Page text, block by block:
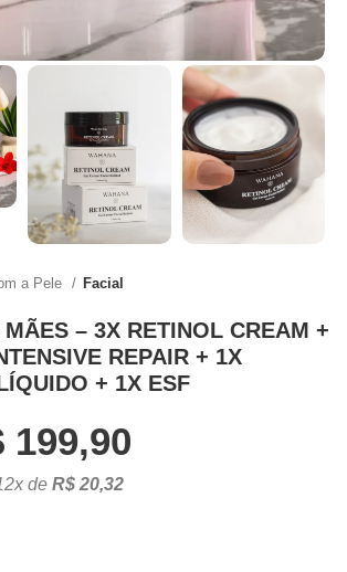
ampliar
a Pele Facial
– 3X RETINOL CREAM +
REPAIR + 1X
+ 1X ESF
199,90
de R$ 20,32